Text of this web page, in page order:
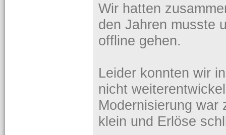
Wir hatten
den Jahren musste
offline gehen.
Leider konnten wir
nicht
Modernisierung
klein und Erlöse